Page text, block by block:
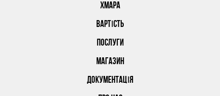
ХМАРА
ВАРТІСТЬ
ПОСЛУГИ
МАГАЗИН
ДОКУМЕНТАЦІЯ